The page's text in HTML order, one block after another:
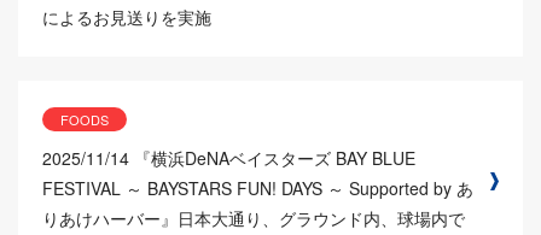
によるお見送りを実施
FOODS
2025/11/14 『横浜DeNAベイスターズ BAY BLUE
FESTIVAL ～ BAYSTARS FUN! DAYS ～ Supported by あ
りあけハーバー』日本大通り、グラウンド内、球場内で